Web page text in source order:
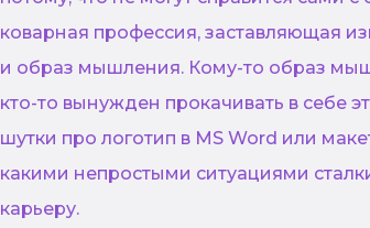
коварная профессия, заставляющая
и образ мышления. Кому-то образ
кто-то вынужден прокачивать в себе
шутки про логотип в MS Word или
какими непростыми ситуациями
карьеру.